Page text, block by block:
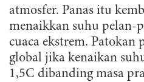
atmosfer. Panas itu
menaikkan suhu pelan-
cuaca ekstrem. Patokan
global jika kenaikan
1,5C dibanding masa